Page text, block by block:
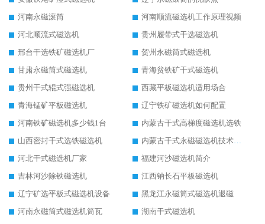
河南永磁滚筒
河南顺流磁选机工作原理视频
河北顺流式磁选机
贵州履带式干选磁选机
邢台干选铁矿磁选机厂
贺州永磁筒式磁选机
甘肃永磁筒式磁选机
青海贫铁矿干式磁选机
贵州干式辊式强磁选机
西藏平板磁选机适用场合
青海锰矿平板磁选机
辽宁铁矿磁选机如何配置
河南铁矿磁选机多少钱1台
内蒙古干式高梯度磁选机选铁
山西密封干式选铁磁选机
内蒙古干式永磁磁选机技术要求
河北干式磁选机厂家
福建河沙磁选机简介
吉林河沙除铁磁选机
江西钠长石平板磁选机
辽宁矿选平板式磁选机设备
黑龙江永磁筒式磁选机退磁
河南永磁筒式磁选机筒瓦
湖南干式磁选机